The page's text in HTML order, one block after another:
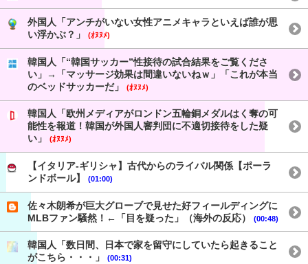
外国人「アンチがいない女性アニメキャラといえば誰が思
い浮かぶ？」
(ｵﾇﾇﾒ)
韓国人「“韓国サッカー”性接待の試合結果をご覧くださ
い」→「マッサージ効果は間違いないねｗ」「これが本当
のベッドサッカーだ」
(ｵﾇﾇﾒ)
韓国人「欧州メディアがロンドン五輪銅メダルはく奪の可
能性を報道！韓国が外国人審判団に不適切接待をした疑
い」
(ｵﾇﾇﾒ)
【イタリア-ギリシャ】古代からのライバル関係【ポーラ
ンドボール】
(01:00)
佐々木朗希が巨大グローブで見せた好フィールディングに
MLBファン騒然！←「目を疑った」（海外の反応）
(00:48)
韓国人「数日間、日本で家を留守にしていたら起きること
がこちら・・・」
(00:31)